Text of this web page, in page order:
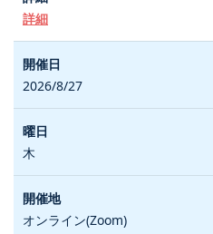
詳細
2026/8/27
木
オンライン(Zoom)